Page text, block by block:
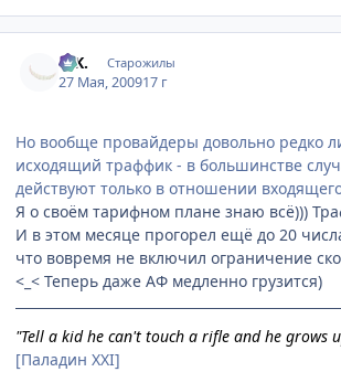
G.K. Старожилы
27 Мая, 200917 г
Но вообще провайдеры довольно редко
исходящий траффик - в большинстве
действуют только в отношении
Я о своём тарифном плане знаю всё)))
И в этом месяце прогорел ещё до 20
что вовремя не включил ограничение
<_< Теперь даже АФ медленно грузится)
"Tell a kid he can't touch a rifle and he grows
[Паладин XXI]